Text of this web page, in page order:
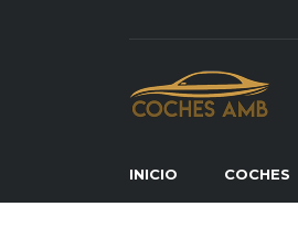
INICIO COCHES